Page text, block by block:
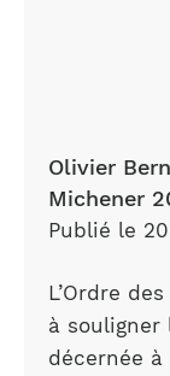
Olivier
Michener
Publié le
L’Ordre
à
décernée à